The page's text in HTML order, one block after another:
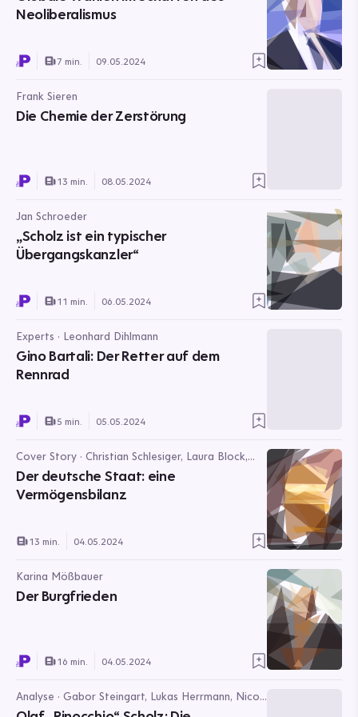
Neoliberalismus
7 min. 09.05.2024
Frank Sieren
Die Chemie der Zerstörung
13 min. 08.05.2024
Jan Schroeder
„Scholz ist ein typischer
Übergangskanzler“
11 min. 06.05.2024
Experts · Leonhard Dihlmann
Gino Bartali: Der Retter auf dem
Rennrad
5 min. 05.05.2024
Cover Story · Christian Schlesiger, Laura Block,
Philipp Heinrich, Justus Enninga
Der deutsche Staat: eine
Vermögensbilanz
13 min. 04.05.2024
Karina Mößbauer
Der Burgfrieden
16 min. 04.05.2024
Analyse · Gabor Steingart, Lukas Herrmann, Nico
Giese